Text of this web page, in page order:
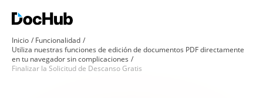
Inicio
Funcionalidad
Utiliza nuestras funciones de edición de documentos PDF directamente
en tu navegador sin complicaciones
Finalizar la Solicitud de Descanso Gratis